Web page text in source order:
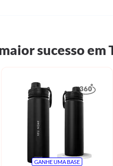
sucesso em
GANHE UMA BASE